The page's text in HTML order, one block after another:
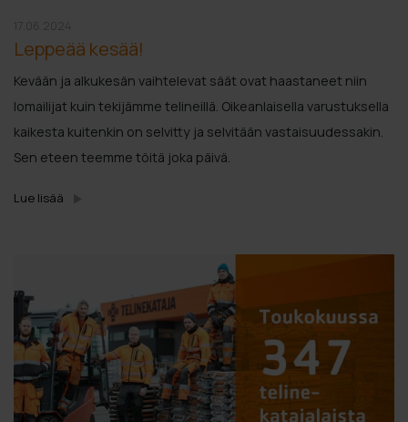
Leppeää kesää!
Kevään ja alkukesän vaihtelevat säät ovat haastaneet niin
lomailijat kuin tekijämme telineillä. Oikeanlaisella varustuksella
kaikesta kuitenkin on selvitty ja selvitään vastaisuudessakin.
Sen eteen teemme töitä joka päivä.
Lue lisää